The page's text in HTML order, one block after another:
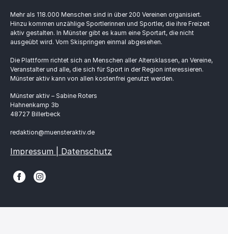
Mehr als 118.000 Menschen sind in über 200 Vereinen organisiert.
Hinzu kommen unzählige Sportlerinnen und Sportler, die ihre Freizeit
aktiv gestalten. In Münster gibt es kaum eine Sportart, die nicht
ausgeübt wird. Vom Skispringen einmal abgesehen.
Die Plattform richtet sich an Menschen aller Altersklassen, an Vereine,
Veranstalter und alle, die sich für Sport in der Region interessieren.
Münster aktiv kann von allen kostenfrei genutzt werden.
Münster aktiv – Sabine Roters
Hahnenkamp 3b
48727 Billerbeck
redaktion@muensteraktiv.de
Impressum | Datenschutz